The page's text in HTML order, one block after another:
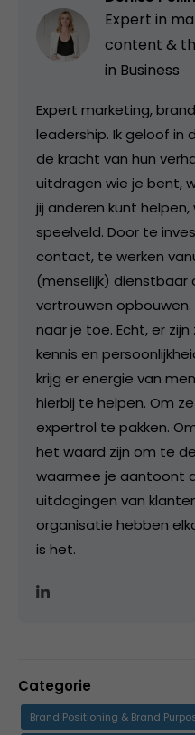
Expert in
content &
in Business
Expert marketing,
leadership. Ik geloof in
de kracht van hun
uitdragen wie je bent,
jij anderen kunt
speelveld. Door te
contact, te werken
(menselijk) dienstbaar
vertrouwen
naar je toe. Echt, er
kennis en
krijg er energie van
hierbij te helpen. Om
expertrol te pakken.
het waard zijn om te
waarmee je aantoont
uitdagingen van
organisatie hebben
is het.
Categorie
Brand Positioning & Brand